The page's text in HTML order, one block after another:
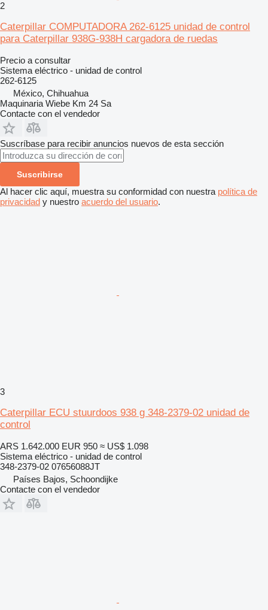
2
Caterpillar COMPUTADORA 262-6125 unidad de control
para Caterpillar 938G-938H cargadora de ruedas
Precio a consultar
Sistema eléctrico - unidad de control
262-6125
México, Chihuahua
Maquinaria Wiebe Km 24 Sa
Contacte con el vendedor
Suscríbase para recibir anuncios nuevos de esta sección
Suscribirse
Al hacer clic aquí, muestra su conformidad con nuestra política de
privacidad y nuestro acuerdo del usuario.
3
Caterpillar ECU stuurdoos 938 g 348-2379-02 unidad de
control
ARS 1.642.000 EUR 950 ≈ US$ 1.098
Sistema eléctrico - unidad de control
348-2379-02 07656088JT
Países Bajos, Schoondijke
Contacte con el vendedor